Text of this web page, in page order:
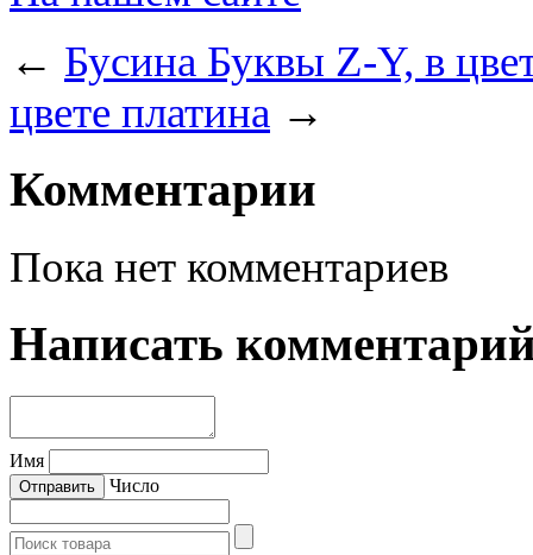
← Бусина Буквы Z-Y, в
цвете платина →
Комментарии
Пока нет комментариев
Написать
Имя
Число